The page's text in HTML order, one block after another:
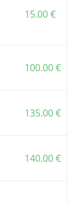
15.00€
100.00€
135.00€
140.00€